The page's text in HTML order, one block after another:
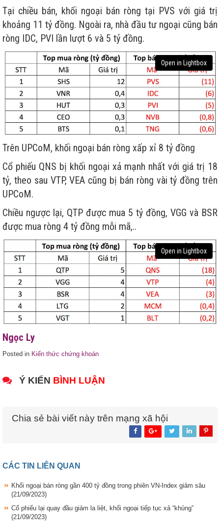
Tại chiều bán, khối ngoại bán ròng tại PVS với giá trị
khoảng 11 tỷ đồng. Ngoài ra, nhà đầu tư ngoại cũng bán
ròng IDC, PVI lần lượt 6 và 5 tỷ đồng.
Open in Lightbox
Trên UPCoM, khối ngoại bán ròng xấp xỉ 8 tỷ đồng
Cổ phiếu QNS bị khối ngoại xả mạnh nhất với giá trị 18
tỷ, theo sau VTP, VEA cũng bị bán ròng vài tỷ đồng trên
UPCoM.
Chiều ngược lại, QTP được mua 5 tỷ đồng, VGG và BSR
được mua ròng 4 tỷ đồng mỗi mã,..
Open in Lightbox
Ngọc Ly
Posted in Kiến thức chứng khoán
Ý KIẾN BÌNH LUẬN
Chia sẻ bài viết này trên mạng xã hội
CÁC TIN LIÊN QUAN
Khối ngoại bán ròng gần 400 tỷ đồng trong phiên VN-Index giảm sâu
(21/09/2023)
Cổ phiếu lại quay đầu giảm la liệt, khối ngoại tiếp tục xả “khủng”
(21/09/2023)